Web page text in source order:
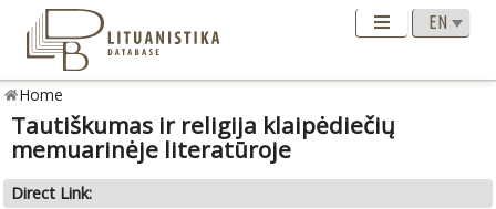
Home
Tautiškumas ir religija klaipėdiečių
memuarinėje literatūroje
Direct Link: